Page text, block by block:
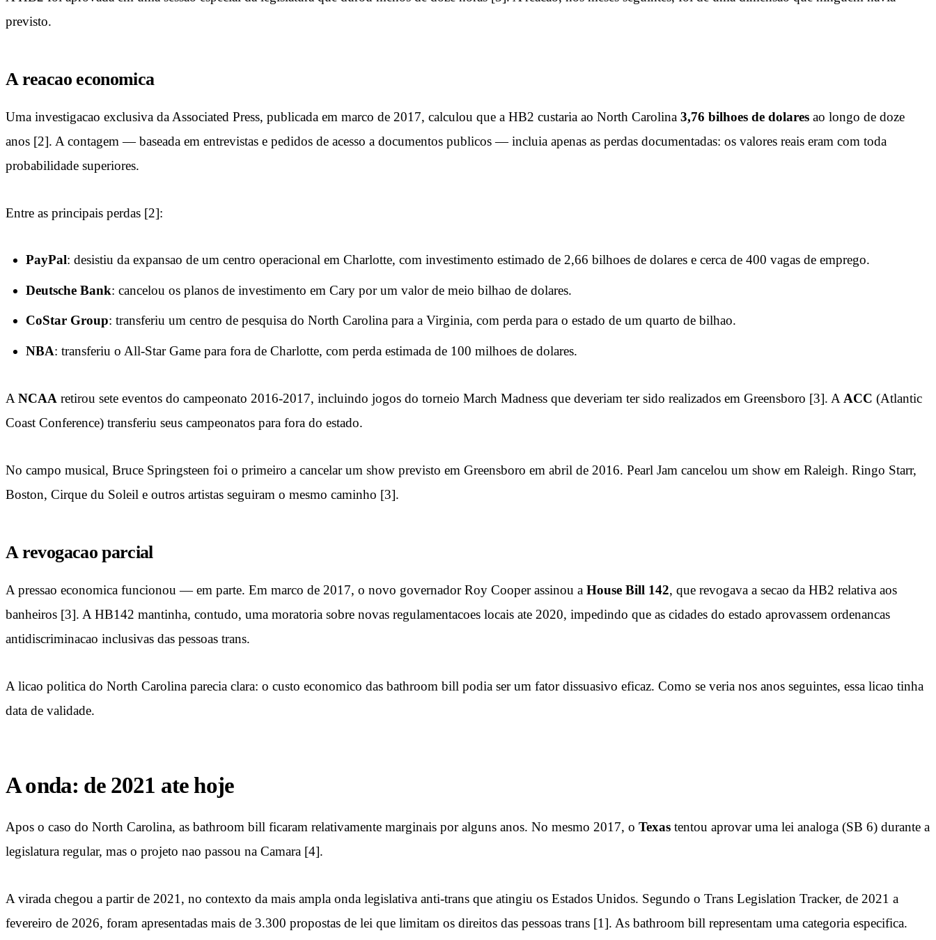
previsto.
A reacao economica
Uma investigacao exclusiva da Associated Press, publicada em marco de 2017, calculou que a HB2 custaria ao North Carolina 3,76 bilhoes de dolares ao longo de doze
anos [2]. A contagem — baseada em entrevistas e pedidos de acesso a documentos publicos — incluia apenas as perdas documentadas: os valores reais eram com toda
probabilidade superiores.
Entre as principais perdas [2]:
PayPal: desistiu da expansao de um centro operacional em Charlotte, com investimento estimado de 2,66 bilhoes de dolares e cerca de 400 vagas de emprego.
Deutsche Bank: cancelou os planos de investimento em Cary por um valor de meio bilhao de dolares.
CoStar Group: transferiu um centro de pesquisa do North Carolina para a Virginia, com perda para o estado de um quarto de bilhao.
NBA: transferiu o All-Star Game para fora de Charlotte, com perda estimada de 100 milhoes de dolares.
A NCAA retirou sete eventos do campeonato 2016-2017, incluindo jogos do torneio March Madness que deveriam ter sido realizados em Greensboro [3]. A ACC (Atlantic
Coast Conference) transferiu seus campeonatos para fora do estado.
No campo musical, Bruce Springsteen foi o primeiro a cancelar um show previsto em Greensboro em abril de 2016. Pearl Jam cancelou um show em Raleigh. Ringo Starr,
Boston, Cirque du Soleil e outros artistas seguiram o mesmo caminho [3].
A revogacao parcial
A pressao economica funcionou — em parte. Em marco de 2017, o novo governador Roy Cooper assinou a House Bill 142, que revogava a secao da HB2 relativa aos
banheiros [3]. A HB142 mantinha, contudo, uma moratoria sobre novas regulamentacoes locais ate 2020, impedindo que as cidades do estado aprovassem ordenancas
antidiscriminacao inclusivas das pessoas trans.
A licao politica do North Carolina parecia clara: o custo economico das bathroom bill podia ser um fator dissuasivo eficaz. Como se veria nos anos seguintes, essa licao tinha
data de validade.
A onda: de 2021 ate hoje
Apos o caso do North Carolina, as bathroom bill ficaram relativamente marginais por alguns anos. No mesmo 2017, o Texas tentou aprovar uma lei analoga (SB 6) durante a
legislatura regular, mas o projeto nao passou na Camara [4].
A virada chegou a partir de 2021, no contexto da mais ampla onda legislativa anti-trans que atingiu os Estados Unidos. Segundo o Trans Legislation Tracker, de 2021 a
fevereiro de 2026, foram apresentadas mais de 3.300 propostas de lei que limitam os direitos das pessoas trans [1]. As bathroom bill representam uma categoria especifica.